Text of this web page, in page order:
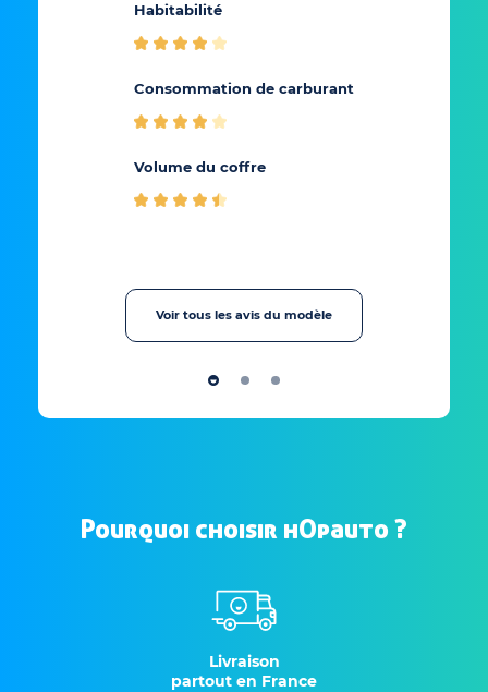
Habitabilité
Consommation de carburant
Volume du coffre
Voir tous les avis du modèle
Pourquoi choisir hOpauto ?
Livraison
partout en France